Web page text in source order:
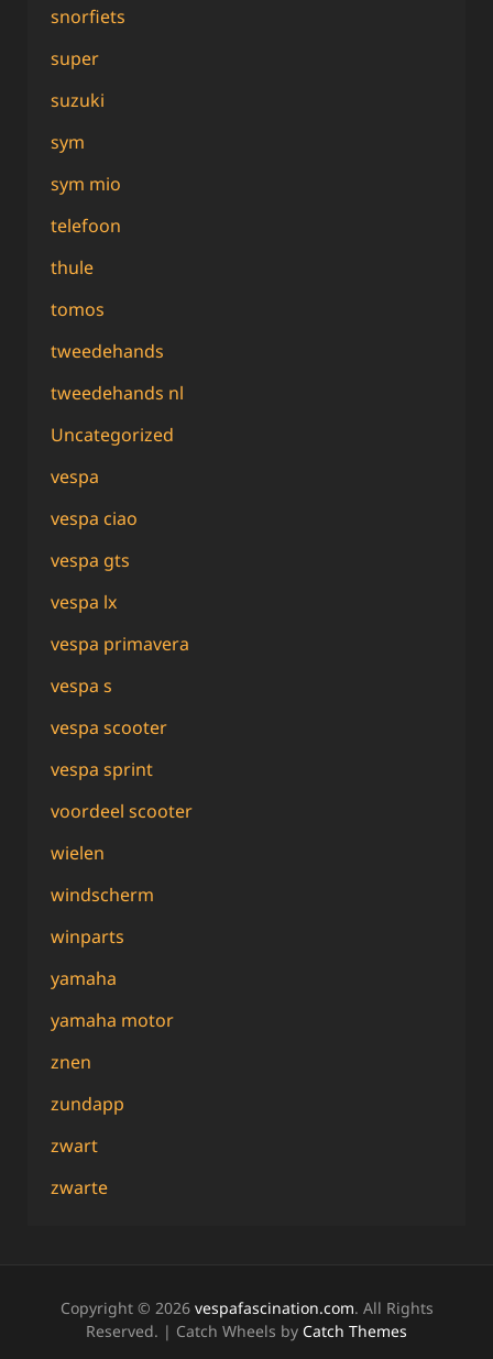
snorfiets
super
suzuki
sym
sym mio
telefoon
thule
tomos
tweedehands
tweedehands nl
Uncategorized
vespa
vespa ciao
vespa gts
vespa lx
vespa primavera
vespa s
vespa scooter
vespa sprint
voordeel scooter
wielen
windscherm
winparts
yamaha
yamaha motor
znen
zundapp
zwart
zwarte
Copyright © 2026 vespafascination.com. All Rights
Reserved. | Catch Wheels by Catch Themes